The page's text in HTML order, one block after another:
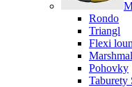
Rondo
Triangl
Flexi
Pohovky
Taburety